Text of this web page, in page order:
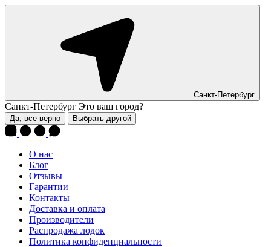
Санкт-Петербург
Санкт-Петербург Это ваш город?
Да, все верно Выбрать другой
О нас
Блог
Отзывы
Гарантии
Контакты
Доставка и оплата
Производители
Распродажа лодок
Политика конфиденциальности